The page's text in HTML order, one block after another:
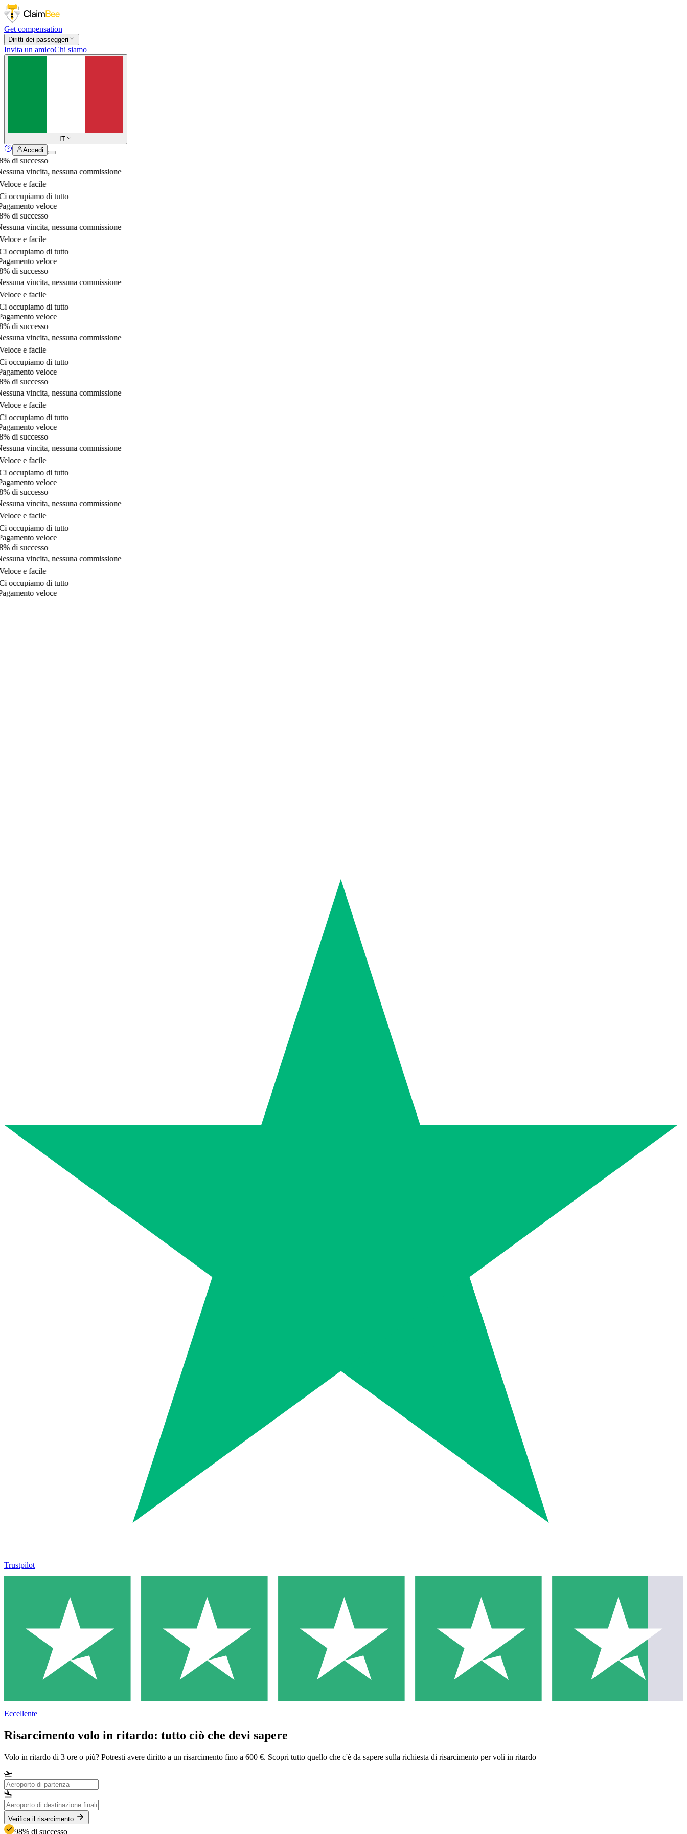
Get compensation
Diritti dei passeggeri
Invita un amicoChi siamo
IT
Accedi
di successo
vincita, nessuna commissione
e facile
occupiamo di tutto
veloce
di successo
vincita, nessuna commissione
e facile
occupiamo di tutto
veloce
di successo
vincita, nessuna commissione
e facile
occupiamo di tutto
veloce
di successo
vincita, nessuna commissione
e facile
occupiamo di tutto
veloce
di successo
vincita, nessuna commissione
e facile
occupiamo di tutto
veloce
di successo
vincita, nessuna commissione
e facile
occupiamo di tutto
veloce
di successo
vincita, nessuna commissione
e facile
occupiamo di tutto
veloce
di successo
vincita, nessuna commissione
e facile
occupiamo di tutto
veloce
Trustpilot
Eccellente
Risarcimento volo in ritardo: tutto ciò che devi sapere
Volo in ritardo di 3 ore o più? Potresti avere diritto a un risarcimento fino a 600 €. Scopri tutto quello che c'è da sapere sulla richiesta di risarcimento per voli in ritardo
Verifica il risarcimento
98% di successo